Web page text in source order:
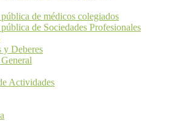
de médicos colegiados
de Sociedades Profesionales
y Deberes
Actividades